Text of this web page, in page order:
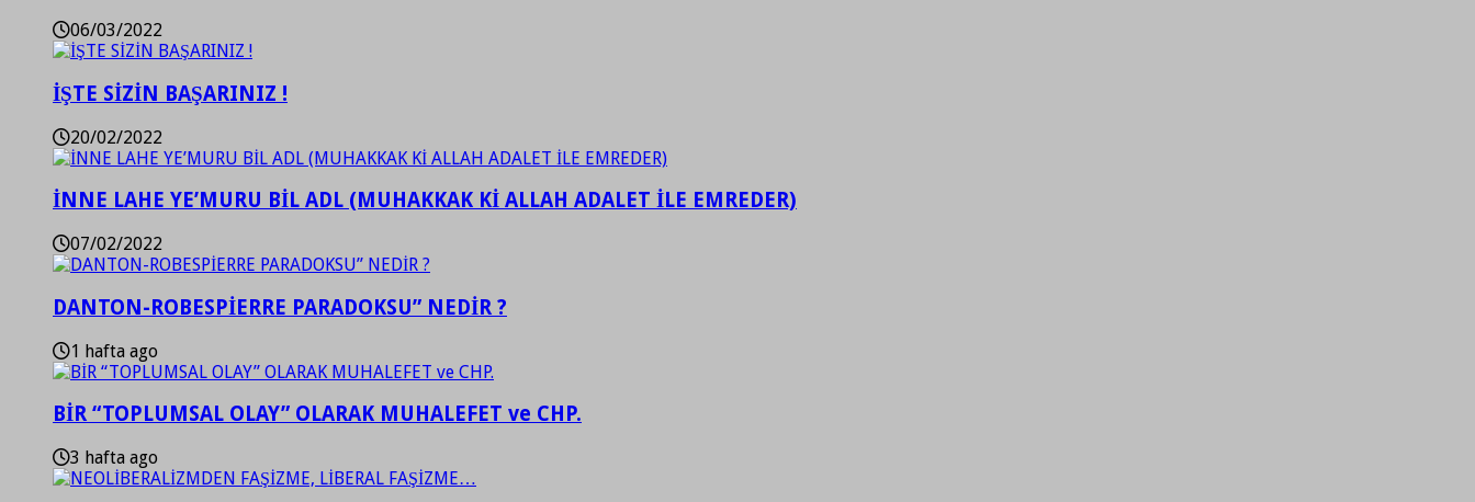
06/03/2022
İŞTE SİZİN BAŞARINIZ !
20/02/2022
İNNE LAHE YE’MURU BİL ADL (MUHAKKAK Kİ ALLAH ADALET İLE EMREDER)
07/02/2022
DANTON-ROBESPİERRE PARADOKSU” NEDİR ?
1 hafta ago
BİR “TOPLUMSAL OLAY” OLARAK MUHALEFET ve CHP.
3 hafta ago